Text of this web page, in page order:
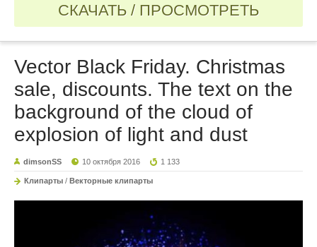
СКАЧАТЬ / ПРОСМОТРЕТЬ
Vector Black Friday. Christmas
sale, discounts. The text on the
background of the cloud of
explosion of light and dust
dimsonSS 10 октября 2016 1 133
Клипарты / Векторные клипарты